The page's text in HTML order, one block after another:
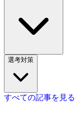
選考対策
すべての記事を見る